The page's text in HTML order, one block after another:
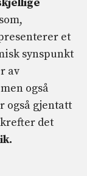
et
synspunkt
av
også
også gjentatt
det